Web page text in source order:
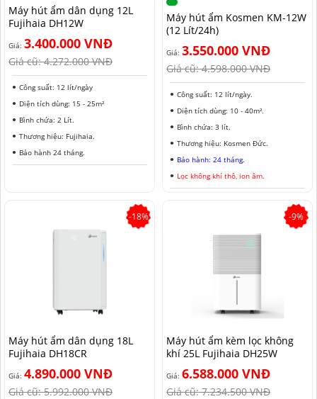
QUẢNG NAM
ĐỒNG THÁP
HÀ NAM
KIÊN GIANG
LÂM ĐỒNG
HẢI PHÒNG
Máy hút ẩm dân dụng 12L
Fujihaia DH12W
Giá: 3.400.000 VNĐ
Giá cũ:4.272.000 VNĐ
Công suất: 12 lít/ngày
Diện tích dùng: 15 - 25m²
Bình chứa: 2 Lít.
Thương hiệu: Fujihaia.
Bảo hành 24 tháng.
Máy hút ẩm Kosmen KM-12W
(12 Lít/24h)
Giá: 3.550.000 VNĐ
Giá cũ:4.598.000 VNĐ
Công suất: 12 lít/ngày.
Diện tích dùng: 10 - 40m².
Bình chứa: 3 lít.
Thương hiệu: Kosmen Đức.
Bảo hành: 24 tháng.
Lọc không khí thô, ion âm.
-18%
Máy hút ẩm dân dụng 18L
Fujihaia DH18CR
Giá: 4.890.000 VNĐ
Giá cũ:5.992.000 VNĐ
-9%
Máy hút ẩm kèm lọc không
khí 25L Fujihaia DH25W
Giá: 6.588.000 VNĐ
Giá cũ:7.234.500 VNĐ